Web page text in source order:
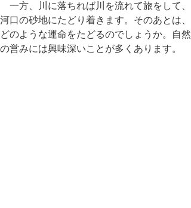
一方、川に落ちれば川を流れて旅をして、
河口の砂地にたどり着きます。そのあとは、
どのような運命をたどるのでしょうか。自然
の営みには興味深いことが多くあります。